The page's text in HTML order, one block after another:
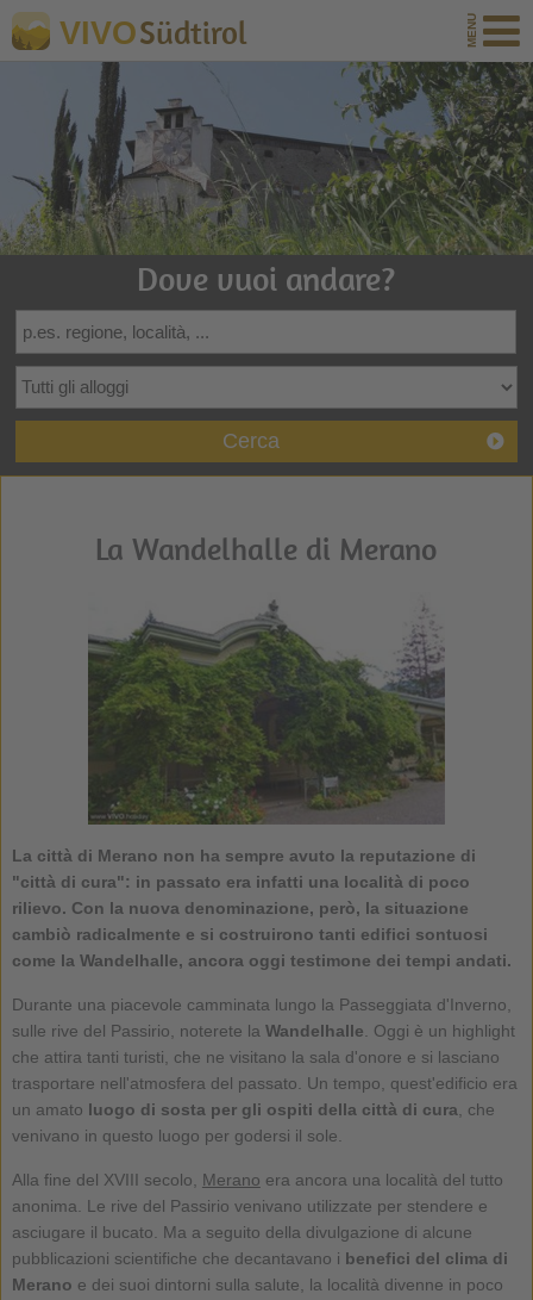
VIVOSüdtirol
Dove vuoi andare?
Cerca
La Wandelhalle di Merano
La città di Merano non ha sempre avuto la reputazione di
"città di cura": in passato era infatti una località di poco
rilievo. Con la nuova denominazione, però, la situazione
cambiò radicalmente e si costruirono tanti edifici sontuosi
come la Wandelhalle, ancora oggi testimone dei tempi andati.
Durante una piacevole camminata lungo la Passeggiata d'Inverno,
sulle rive del Passirio, noterete la Wandelhalle . Oggi è un highlight
che attira tanti turisti, che ne visitano la sala d'onore e si lasciano
trasportare nell'atmosfera del passato. Un tempo, quest'edificio era
un amato luogo di sosta per gli ospiti della città di cura , che
venivano in questo luogo per godersi il sole.
Alla fine del XVIII secolo, Merano era ancora una località del tutto
anonima. Le rive del Passirio venivano utilizzate per stendere e
asciugare il bucato. Ma a seguito della divulgazione di alcune
pubblicazioni scientifiche che decantavano i benefici del clima di
Merano e dei suoi dintorni sulla salute, la località divenne in poco